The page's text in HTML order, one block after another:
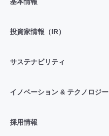
投資家情報（IR）
サステナビリティ
イノベーション & テクノロジー
採用情報